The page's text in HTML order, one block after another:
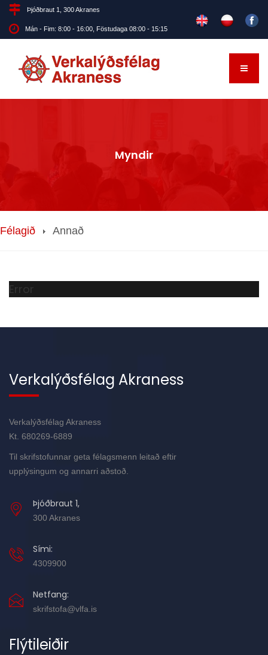
Þjóðbraut 1, 300 Akranes
Mán - Fim: 8:00 - 16:00, Föstudaga 08:00 - 15:15
Myndir
Félagið Annað
Error
Verkalýðsfélag Akraness
Verkalýðsfélag Akraness
Kt. 680269-6889
Til skrifstofunnar geta félagsmenn leitað eftir
upplýsingum og annarri aðstoð.
Þjóðbraut 1,
300 Akranes
Sími:
4309900
Netfang:
skrifstofa@vlfa.is
Flýtileiðir